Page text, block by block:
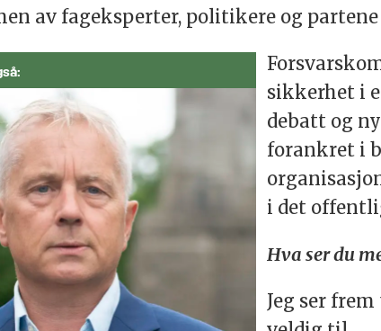
av fageksperter, politikere og
sikkerhet i
debatt og
forankret i
i det
Hva ser du
Jeg ser